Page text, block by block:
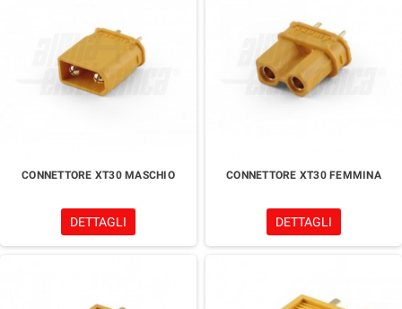
CONNETTORE XT30 MASCHIO
DETTAGLI
CONNETTORE XT30 FEMMINA
DETTAGLI